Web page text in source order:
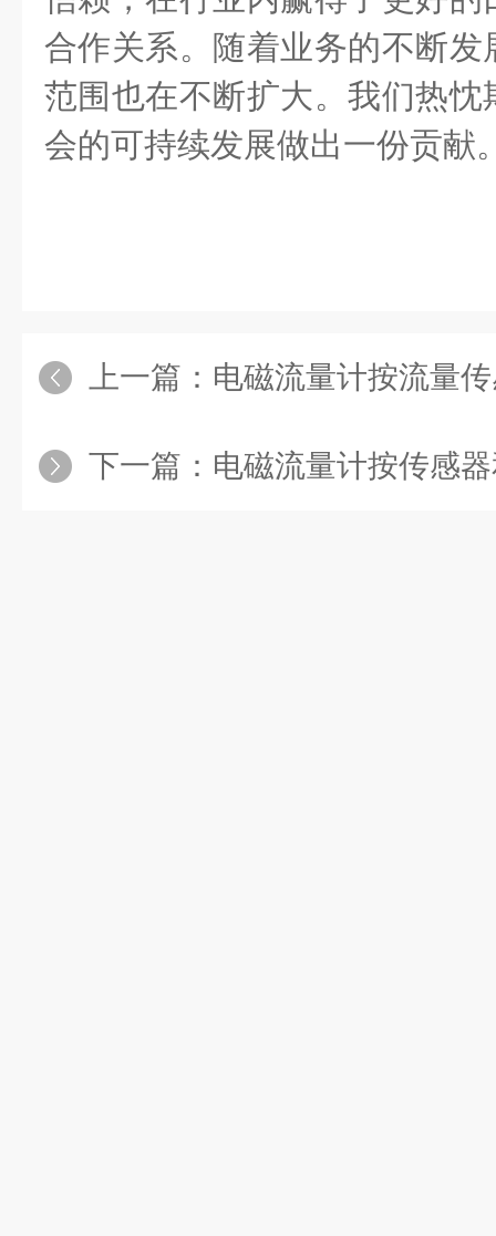
合作关系。随着业务的不断
范围也在不断扩大。我们热
会的可持续发展做出一份贡献
上一篇： 电磁流量计按流量传感
下一篇： 电磁流量计按传感器